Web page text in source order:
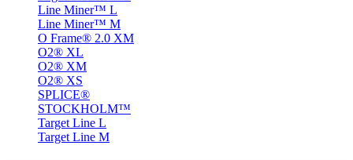
Line Miner™ L
Line Miner™ M
O Frame® 2.0 XM
O2® XL
O2® XM
O2® XS
SPLICE®
STOCKHOLM™
Target Line L
Target Line M